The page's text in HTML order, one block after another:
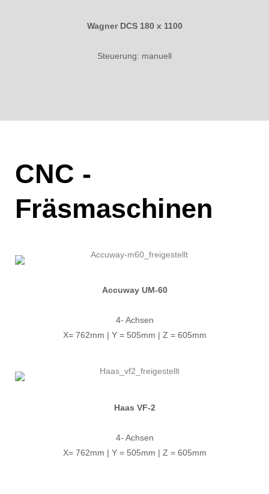
Wagner DCS 180 x 1100
Steuerung: manuell
CNC -
Fräsmaschinen
Accuway UM-60
4- Achsen
X= 762mm | Y = 505mm | Z = 605mm
Haas VF-2
4- Achsen
X= 762mm | Y = 505mm | Z = 605mm